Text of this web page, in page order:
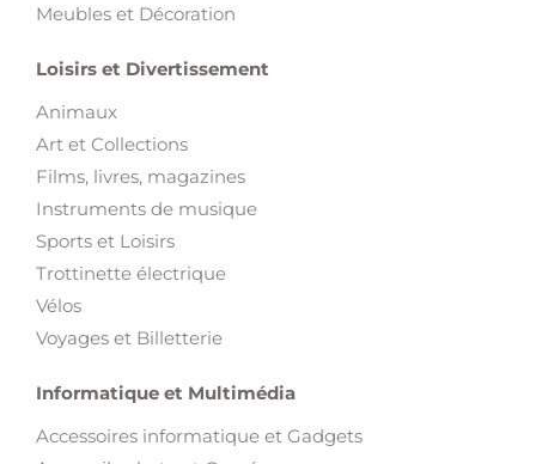
Meubles et Décoration
Loisirs et Divertissement
Animaux
Art et Collections
Films, livres, magazines
Instruments de musique
Sports et Loisirs
Trottinette électrique
Vélos
Voyages et Billetterie
Informatique et Multimédia
Accessoires informatique et Gadgets